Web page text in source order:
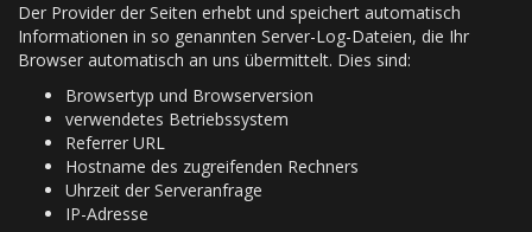
Der Provider der Seiten erhebt und speichert automatisch
Informationen in so genannten Server-Log-Dateien, die Ihr
Browser automatisch an uns übermittelt. Dies sind:
Browsertyp und Browserversion
verwendetes Betriebssystem
Referrer URL
Hostname des zugreifenden Rechners
Uhrzeit der Serveranfrage
IP-Adresse